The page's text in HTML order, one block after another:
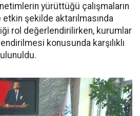
yürüttüğü çalışmaların
şekilde aktarılmasında
rol değerlendirilirken, kurumlar
konusunda karşılıklı